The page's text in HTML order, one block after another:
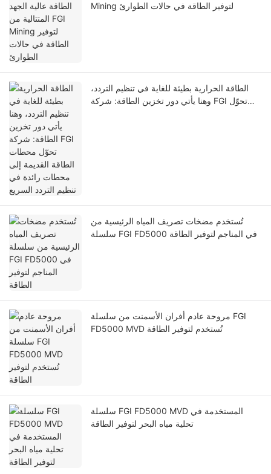
Mining لتوفير الطاقة في حالات الطوارئ
الطاقة الحرارية بطيئة للغاية في تنظيم التردد،
وهنا يأتي دور تخزين الطاقة: شركة FGI تحوّل
تُستخدم مضخات تصريف المياه الرئيسية من
سلسلة FGI FD5000 في المناجم لتوفير الطاقة
مروحة عادم أفران الأسمنت من سلسلة FGI
FD5000 MVD تُستخدم لتوفير الطاقة
سلسلة FGI FD5000 MVD المستخدمة في
تحلية مياه البحر لتوفير الطاقة